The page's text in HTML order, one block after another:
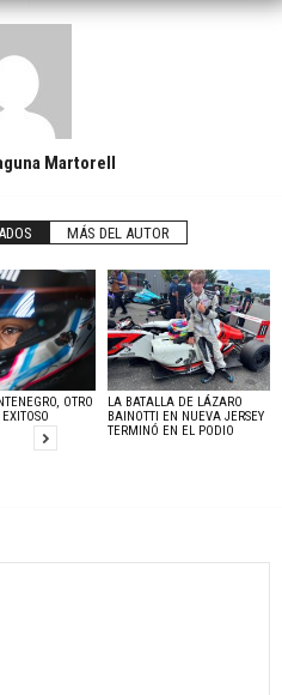
Martorell
MÁS DEL AUTOR
OTRO
LA BATALLA DE LÁZARO
BAINOTTI EN NUEVA JERSEY
TERMINÓ EN EL PODIO